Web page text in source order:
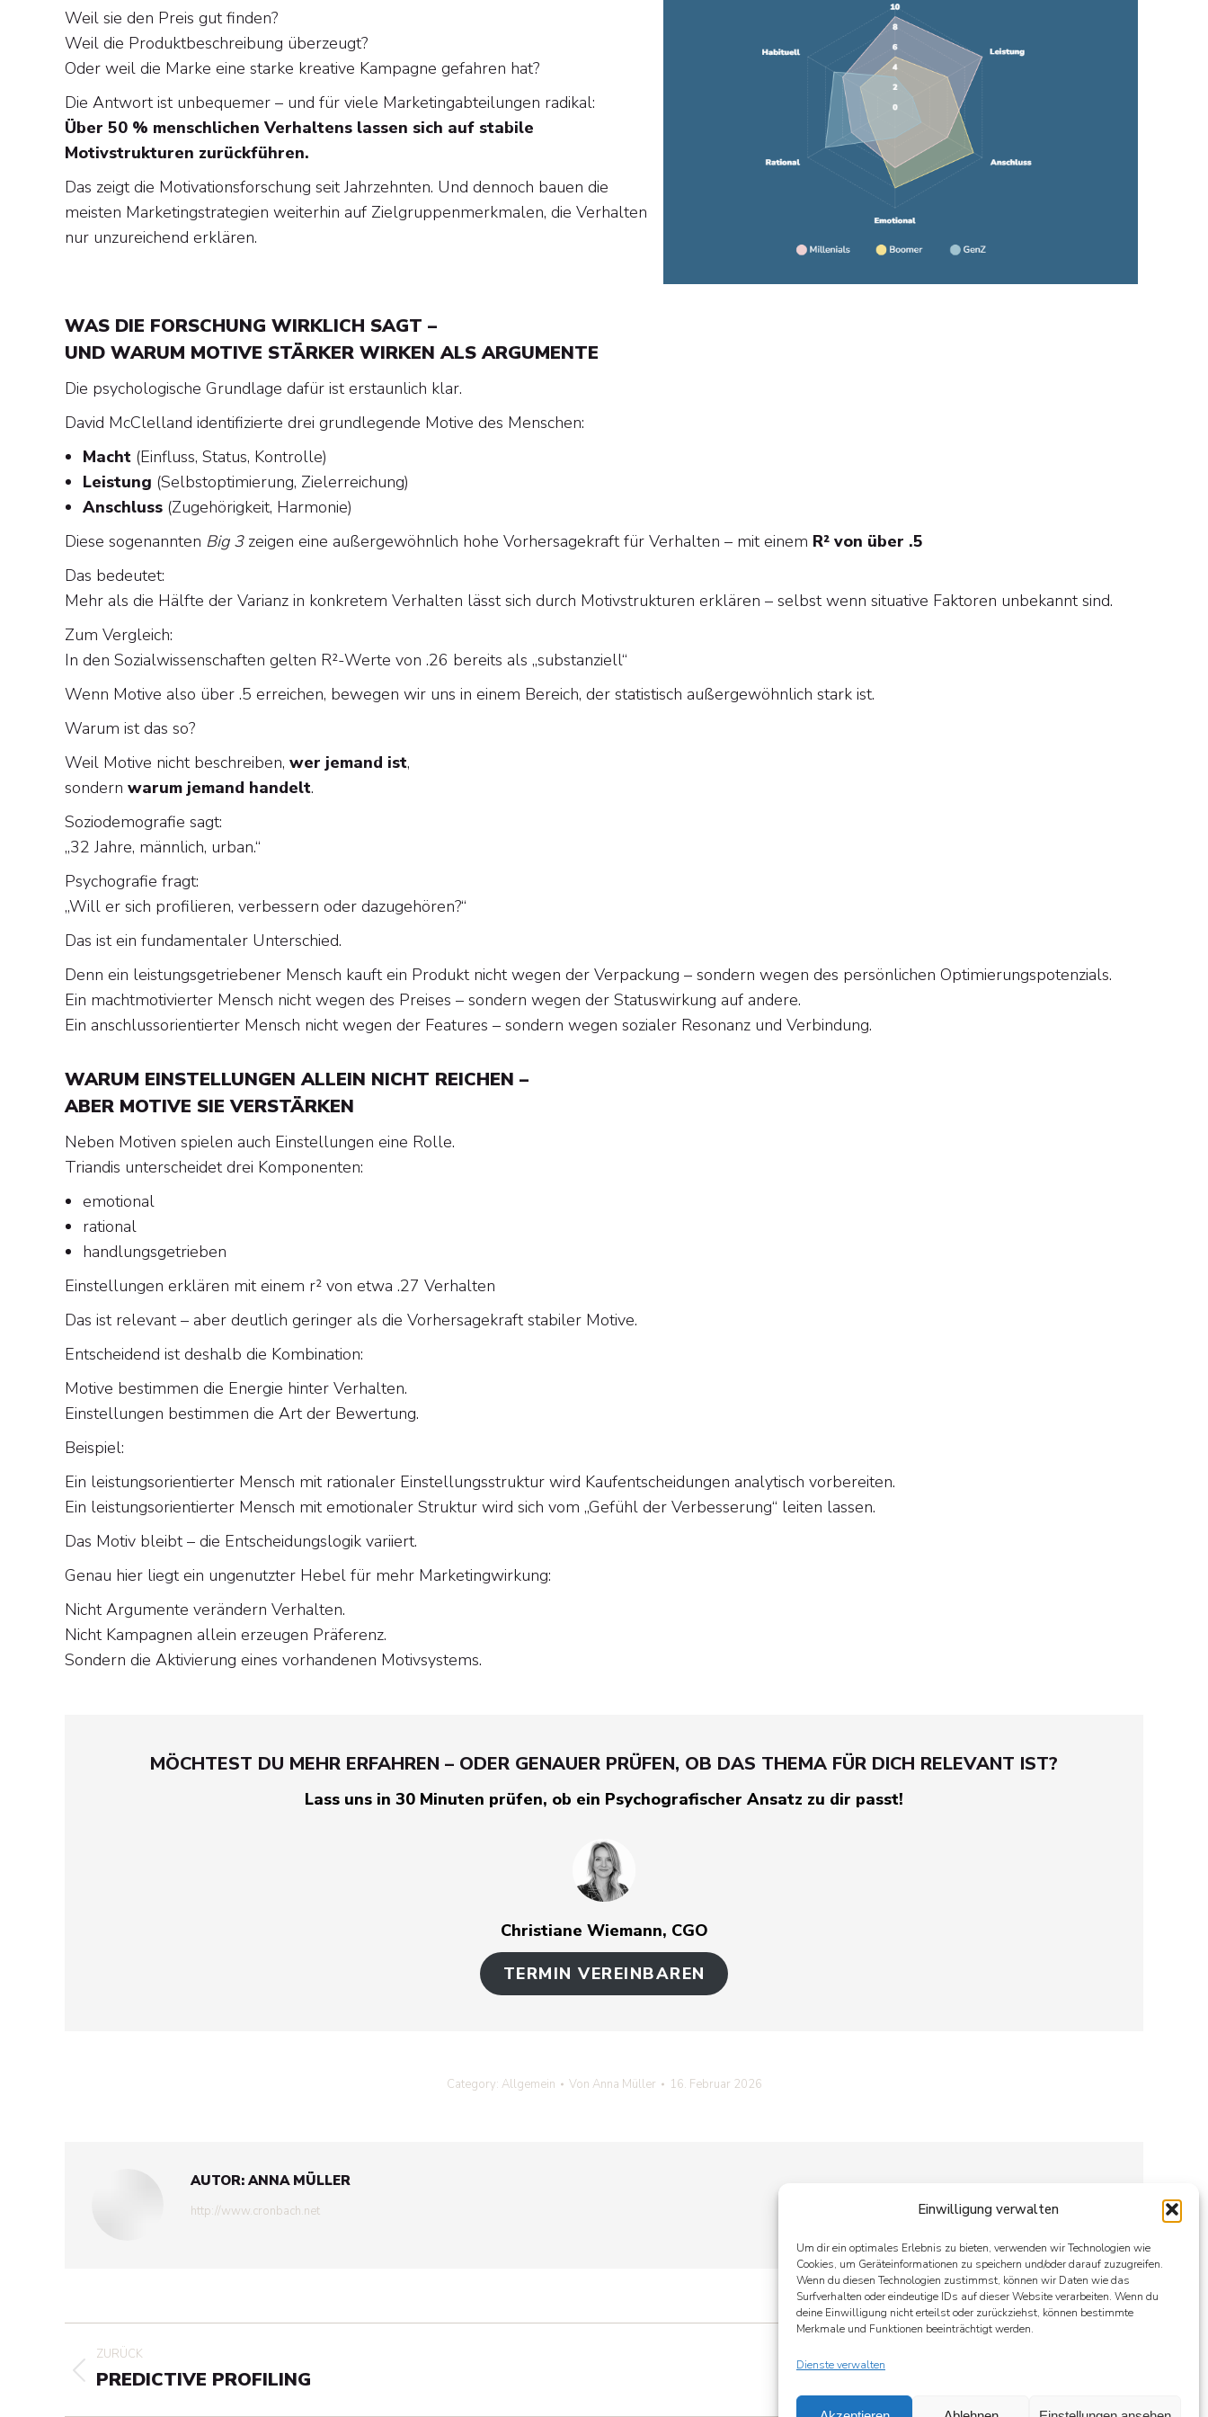
Einwilligung verwalten
Um dir ein optimales Erlebnis zu bieten, verwenden wir Technologien wie
Cookies, um Geräteinformationen zu speichern und/oder darauf zuzugreifen.
Wenn du diesen Technologien zustimmst, können wir Daten wie das
Surfverhalten oder eindeutige IDs auf dieser Website verarbeiten. Wenn du
deine Einwilligung nicht erteilst oder zurückziehst, können bestimmte
Merkmale und Funktionen beeinträchtigt werden.
Dienste verwalten
Weil sie den Preis gut finden?
Weil die Produktbeschreibung überzeugt?
Oder weil die Marke eine starke kreative Kampagne gefahren hat?
Die Antwort ist unbequemer – und für viele Marketingabteilungen radikal:
Über 50 % menschlichen Verhaltens lassen sich auf stabile
Motivstrukturen zurückführen.
Das zeigt die Motivationsforschung seit Jahrzehnten. Und dennoch bauen die
meisten Marketingstrategien weiterhin auf Zielgruppenmerkmalen, die Verhalten
nur unzureichend erklären.
WAS DIE FORSCHUNG WIRKLICH SAGT –
UND WARUM MOTIVE STÄRKER WIRKEN ALS ARGUMENTE
Die psychologische Grundlage dafür ist erstaunlich klar.
David McClelland identifizierte drei grundlegende Motive des Menschen:
Macht (Einfluss, Status, Kontrolle)
Leistung (Selbstoptimierung, Zielerreichung)
Anschluss (Zugehörigkeit, Harmonie)
Diese sogenannten Big 3zeigen eine außergewöhnlich hohe Vorhersagekraft für Verhalten – mit einem R² von über .5
Das bedeutet:
Mehr als die Hälfte der Varianz in konkretem Verhalten lässt sich durch Motivstrukturen erklären – selbst wenn situative Faktoren unbekannt sind.
Zum Vergleich:
In den Sozialwissenschaften gelten R²-Werte von .26 bereits als „substanziell“
Wenn Motive also über .5 erreichen, bewegen wir uns in einem Bereich, der statistisch außergewöhnlich stark ist.
Warum ist das so?
Weil Motive nicht beschreiben, wer jemand ist,
sondern warum jemand handelt.
Soziodemografie sagt:
„32 Jahre, männlich, urban.“
Psychografie fragt:
„Will er sich profilieren, verbessern oder dazugehören?“
Das ist ein fundamentaler Unterschied.
Denn ein leistungsgetriebener Mensch kauft ein Produkt nicht wegen der Verpackung – sondern wegen des persönlichen Optimierungspotenzials.
Ein machtmotivierter Mensch nicht wegen des Preises – sondern wegen der Statuswirkung auf andere.
Ein anschlussorientierter Mensch nicht wegen der Features – sondern wegen sozialer Resonanz und Verbindung.
WARUM EINSTELLUNGEN ALLEIN NICHT REICHEN –
ABER MOTIVE SIE VERSTÄRKEN
Neben Motiven spielen auch Einstellungen eine Rolle.
Triandis unterscheidet drei Komponenten:
emotional
rational
handlungsgetrieben
Einstellungen erklären mit einem r² von etwa .27 Verhalten
Das ist relevant – aber deutlich geringer als die Vorhersagekraft stabiler Motive.
Entscheidend ist deshalb die Kombination:
Motive bestimmen die Energie hinter Verhalten.
Einstellungen bestimmen die Art der Bewertung.
Beispiel:
Ein leistungsorientierter Mensch mit rationaler Einstellungsstruktur wird Kaufentscheidungen analytisch vorbereiten.
Ein leistungsorientierter Mensch mit emotionaler Struktur wird sich vom „Gefühl der Verbesserung“ leiten lassen.
Das Motiv bleibt – die Entscheidungslogik variiert.
Genau hier liegt ein ungenutzter Hebel für mehr Marketingwirkung:
Nicht Argumente verändern Verhalten.
Nicht Kampagnen allein erzeugen Präferenz.
Sondern die Aktivierung eines vorhandenen Motivsystems.
MÖCHTEST DU MEHR ERFAHREN – ODER GENAUER PRÜFEN, OB DAS THEMA FÜR DICH RELEVANT IST?
Lass uns in 30 Minuten prüfen, ob ein Psychografischer Ansatz zu dir passt!
Christiane Wiemann, CGO
TERMIN VEREINBAREN
Category: Allgemein Von Anna Müller 16. Februar 2026
AUTOR:ANNA MÜLLER
http://www.cronbach.net
KOMMENTARNAVIGATION
ZURÜCK
Vorheriger
PREDICTIVE PROFILING